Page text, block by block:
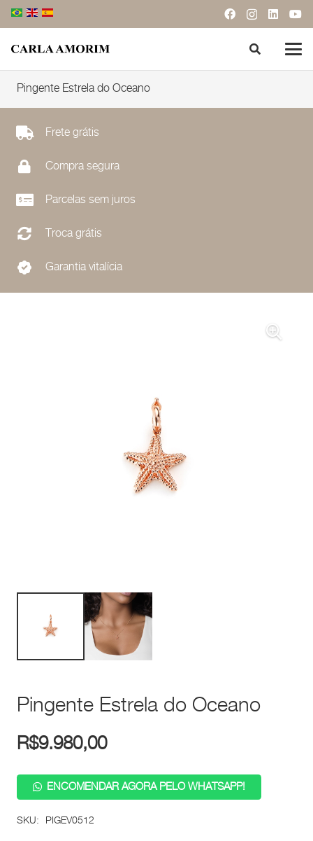
Pingente Estrela do Oceano
Frete grátis
Compra segura
Parcelas sem juros
Troca grátis
Garantia vitalícia
Pingente Estrela do Oceano
R$9.980,00
ENCOMENDAR AGORA PELO WHATSAPP!
SKU: PIGEV0512